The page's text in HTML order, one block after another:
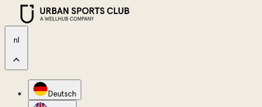
nl
Deutsch